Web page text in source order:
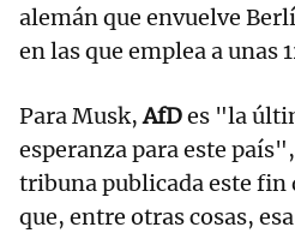
alemán que envuelve
en las que emplea a unas
Para Musk,AfDes "la
esperanza para este
tribuna publicada este fin
que, entre otras cosas,